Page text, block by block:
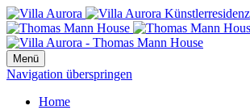
Menü
Navigation überspringen
Home